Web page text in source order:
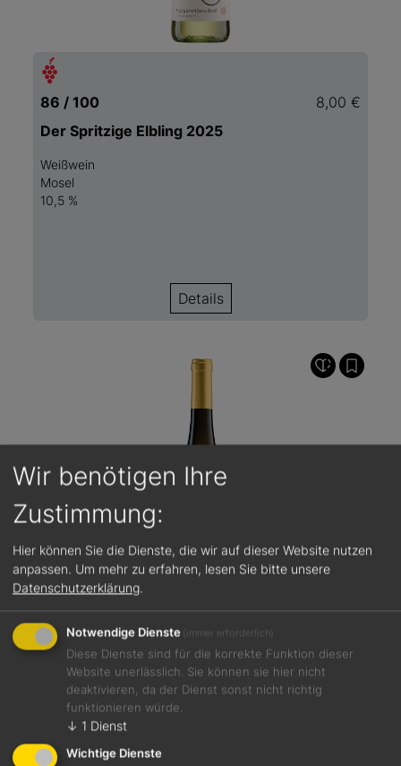
86 / 100
8,00 €
Der Spritzige Elbling 2025
Weißwein
Mosel
10,5 %
Details
91 / 100
15,00 €
Ayler Kupp Riesling Kabinett 2022
Weißwein
Wir benötigen Ihre
Zustimmung:
Hier können Sie die Dienste, die wir auf dieser Website nutzen
anpassen. Um mehr zu erfahren, lesen Sie bitte unsere
Datenschutzerklärung.
Notwendige Dienste (immer erforderlich)
Diese Dienste sind für die korrekte Funktion dieser
Website unerlässlich. Sie können sie hier nicht
deaktivieren, da der Dienst sonst nicht richtig
funktionieren würde.
↓ 1 Dienst
Wichtige Dienste